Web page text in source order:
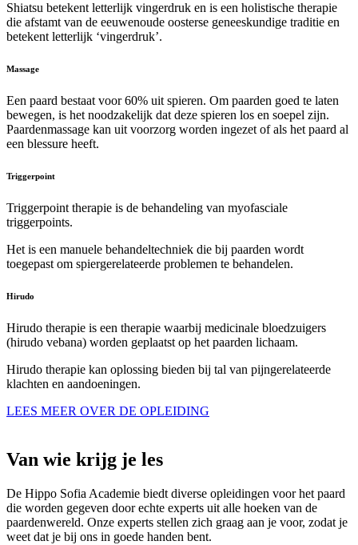
Shiatsu betekent letterlijk vingerdruk en is een holistische therapie
die afstamt van de eeuwenoude oosterse geneeskundige traditie en
betekent letterlijk ‘vingerdruk’.
Massage
Een paard bestaat voor 60% uit spieren. Om paarden goed te laten
bewegen, is het noodzakelijk dat deze spieren los en soepel zijn.
Paardenmassage kan uit voorzorg worden ingezet of als het paard al
een blessure heeft.
Triggerpoint
Triggerpoint therapie is de behandeling van myofasciale
triggerpoints.
Het is een manuele behandeltechniek die bij paarden wordt
toegepast om spiergerelateerde problemen te behandelen.
Hirudo
Hirudo therapie is een therapie waarbij medicinale bloedzuigers
(hirudo vebana) worden geplaatst op het paarden lichaam.
Hirudo therapie kan oplossing bieden bij tal van pijngerelateerde
klachten en aandoeningen.
LEES MEER OVER DE OPLEIDING
Van wie krijg je les
De Hippo Sofia Academie biedt diverse opleidingen voor het paard
die worden gegeven door echte experts uit alle hoeken van de
paardenwereld. Onze experts stellen zich graag aan je voor, zodat je
weet dat je bij ons in goede handen bent.